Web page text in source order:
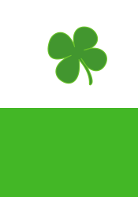
Эти 11 фактов